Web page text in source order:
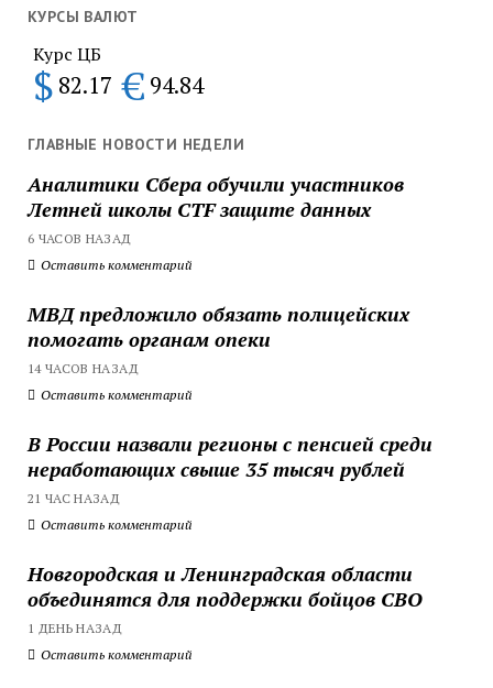
КУРСЫ ВАЛЮТ
Курс ЦБ
$ 82.17 € 94.84
ГЛАВНЫЕ НОВОСТИ НЕДЕЛИ
Аналитики Сбера обучили участников
Летней школы CTF защите данных
6 ЧАСОВ НАЗАД
Оставить комментарий
МВД предложило обязать полицейских
помогать органам опеки
14 ЧАСОВ НАЗАД
Оставить комментарий
В России назвали регионы с пенсией среди
неработающих свыше 35 тысяч рублей
21 ЧАС НАЗАД
Оставить комментарий
Новгородская и Ленинградская области
объединятся для поддержки бойцов СВО
1 ДЕНЬ НАЗАД
Оставить комментарий